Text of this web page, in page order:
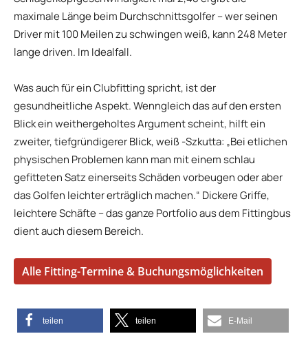
maximale Länge beim Durchschnittsgolfer – wer seinen
Driver mit 100 Meilen zu schwingen weiß, kann 248 Meter
lange driven. Im Idealfall.
Was auch für ein Clubfitting spricht, ist der
gesundheitliche Aspekt. Wenngleich das auf den ersten
Blick ein weithergeholtes Argument scheint, hilft ein
zweiter, tiefgründigerer Blick, weiß -Szkutta: „Bei etlichen
physischen Problemen kann man mit einem schlau
gefitteten Satz einerseits Schäden vorbeugen oder aber
das Golfen leichter erträglich machen.“ Dickere Griffe,
leichtere Schäfte – das ganze Portfolio aus dem Fittingbus
dient auch diesem Bereich.
Alle Fitting-Termine & Buchungsmöglichkeiten
teilen teilen E-Mail